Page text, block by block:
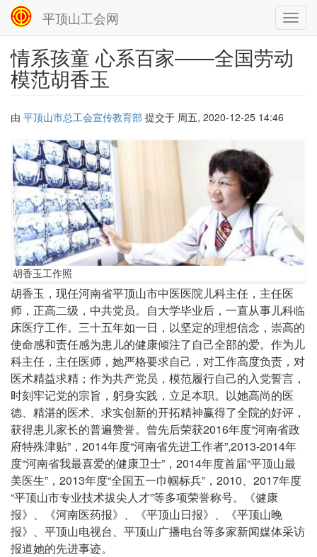
平顶山工会网
情系孩童 心系百家——全国劳动
模范胡香玉
由 平顶山市总工会宣传教育部 提交于 周五, 2020-12-25 14:46
胡
香
玉
工
作
照
胡香玉工作照
胡香玉，现任河南省平顶山市中医医院儿科主任，主任医
师，正高二级，中共党员。自大学毕业后，一直从事儿科临
床医疗工作。三十五年如一日，以坚定的理想信念，崇高的
使命感和责任感为患儿的健康倾注了自己全部的爱。作为儿
科主任，主任医师，她严格要求自己，对工作高度负责，对
医术精益求精；作为共产党员，模范履行自己的入党誓言，
时刻牢记党的宗旨，躬身实践，立足本职。以她高尚的医
德、精湛的医术、求实创新的开拓精神赢得了全院的好评，
获得患儿家长的普遍赞誉。曾先后荣获2016年度“河南省政
府特殊津贴”，2014年度“河南省先进工作者”,2013-2014年
度“河南省我最喜爱的健康卫士”，2014年度首届“平顶山最
美医生”，2013年度“全国五一巾帼标兵”，2010、2017年度
“平顶山市专业技术拔尖人才”等多项荣誉称号。《健康
报》、《河南医药报》、《平顶山日报》、《平顶山晚
报》、平顶山电视台、平顶山广播电台等多家新闻媒体采访
报道她的先进事迹。